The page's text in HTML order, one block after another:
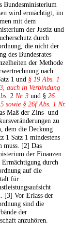
Bundesministerium
wird ermächtigt, im
mit dem
der Justiz und
durch
die nicht der
des Bundesrates
der Methode
nach
1 und § 19 Abs. 1
auch in Verbindung
2 Nr. 3 und § 26
sowie § 26f Abs. 1 Nr.
Maß der Zins- und
zu
dem die Deckung
1 Satz 1 mindestens
muss. [2] Das
der Finanzen
Ermächtigung durch
auf die
für
[3] Vor Erlass der
sind die
der
anzuhören.